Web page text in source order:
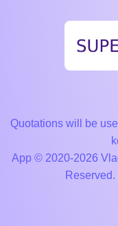
Quotations will be
App © 2020-2026
Reserved. |